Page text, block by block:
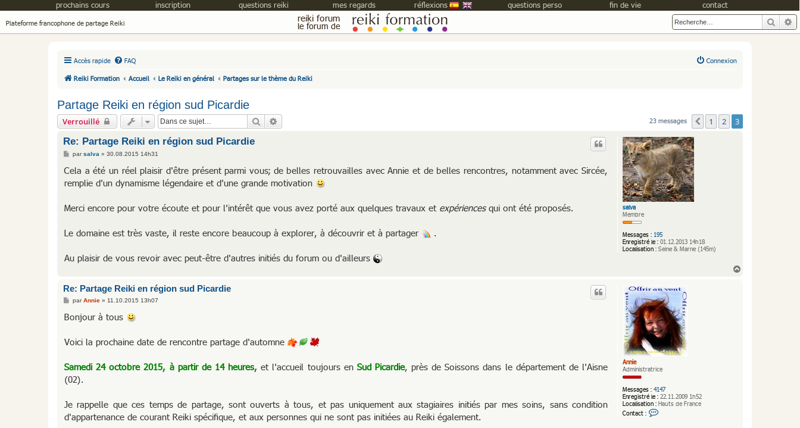
reiki forum
Plateforme francophone de partage Reiki
Accès rapide FAQ Connexion
Reiki Formation Accueil Le Reiki en général Partages sur le thème du Reiki
Partage Reiki en région sud Picardie
Verrouillé Rechercher 23 messages Précédente
1 2 3
salva
Membre
Messages : 195
Enregistré le : 01.12.2013 14h18
Localisation : Seine & Marne (145m)
Re: Partage Reiki en région sud Picardie
M
s
a
parsalva » 30.08.2015 14h31
Cela a été un réel plaisir d'être présent parmi vous; de belles retrouvailles avec Annie et de belles rencontres, notamment avec Sircée,
remplie d'un dynamisme légendaire et d'une grande motivation
Merci encore pour votre écoute et pour l'intérêt que vous avez porté aux quelques travaux et expériencesqui ont été proposés.
Le domaine est très vaste, il reste encore beaucoup à explorer, à découvrir et à partager .
Au plaisir de vous revoir avec peut-être d'autres initiés du forum ou d'ailleurs
Annie
Administratrice
Messages : 4147
Enregistré le : 22.11.2009 1h52
Localisation : Hauts de France
Contact :
Re: Partage Reiki en région sud Picardie
M
s
e
parAnnie» 11.10.2015 13h07
Bonjour à tous
Voici la prochaine date de rencontre partage d'automne
Samedi 24 octobre 2015, à partir de 14 heures, et l'accueil toujours enSud Picardie, près de Soissons dans le département de l'Aisne
(02).
Je rappelle que ces temps de partage, sont ouverts à tous, et pas uniquement aux stagiaires initiés par mes soins, sans condition
d'appartenance de courant Reiki spécifique, et aux personnes qui ne sont pas initiées au Reiki également.
le forum de
prochains cours inscription questions reiki mes regards réflexions questions perso fin de vie contact